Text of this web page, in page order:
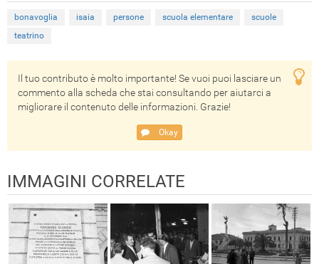
bonavoglia isaia persone scuola elementare
scuole
teatrino
Il tuo contributo è molto importante! Se vuoi puoi lasciare un
commento alla scheda che stai consultando per aiutarci a
migliorare il contenuto delle informazioni. Grazie!
Okay
IMMAGINI CORRELATE